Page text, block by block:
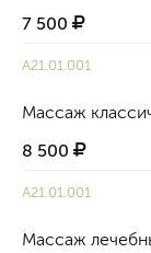
7 500
A21.01.001
Массаж
8 500
A21.01.001
Массаж